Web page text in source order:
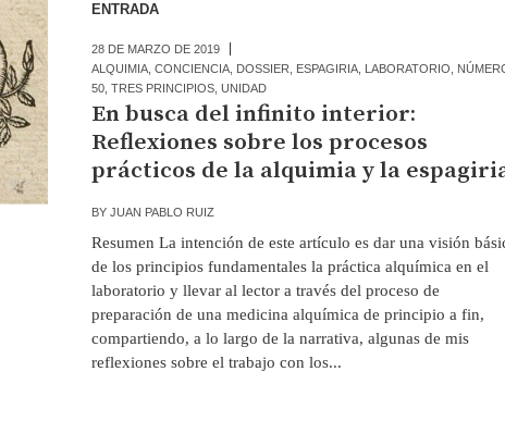
ENTRADA
28 DE MARZO DE 2019
ALQUIMIA, CONCIENCIA, DOSSIER ESPAGIRIA, LABORATORIO
50, TRES PRINCIPIOS, UNIDAD
En busca del infinito interior:
Reflexiones sobre los procesos
prácticos de la alquimia y la
BY JUAN PABLO RUIZ
Resumen La intención de este artículo es dar una visión
de los principios fundamentales la práctica alquímica en el
laboratorio y llevar al lector a través del proceso de
preparación de una medicina alquímica de principio a fin,
compartiendo, a lo largo de la narrativa, algunas de mis
reflexiones sobre el trabajo con los...